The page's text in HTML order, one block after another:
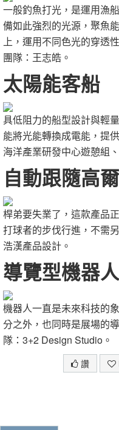
一般釣魚打光，是運用漁
備如此強烈的光源，聚魚
上，運用不同色光的穿透
團隊：王志皓。
太陽能客船
具低阻力的船型設計與輕
能將光能轉換成電能，提
海洋產業研發中心遊憩組
自動跟隨高
桿弟要失業了，這款產品
打球者的步伐行進，不需
浩漢產品設計。
導覽型機器人
機器人一直是未來科技的
分之外，也同時是展場的
隊：3+2 Design Studio。
讚